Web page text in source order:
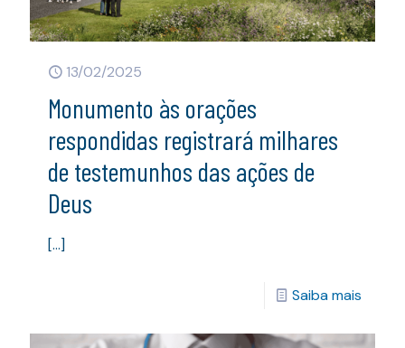
13/02/2025
Monumento às orações
respondidas registrará milhares
de testemunhos das ações de
Deus
[…]
Saiba mais